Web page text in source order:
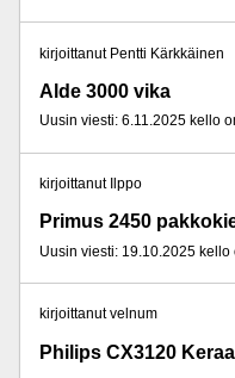
kirjoittanut Pentti Kärkkäinen
Alde 3000 vika
Uusin viesti: 6.11.2025 kello
kirjoittanut Ilppo
Primus 2450
Uusin viesti: 19.10.2025
kirjoittanut velnum